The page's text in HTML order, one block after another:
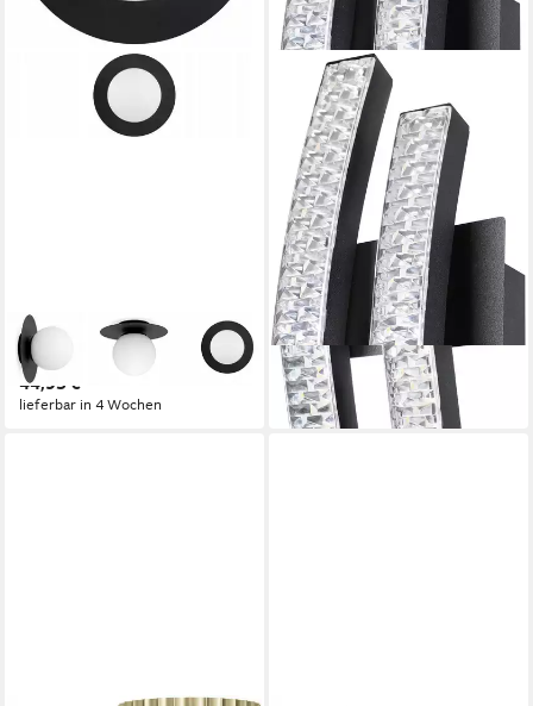
LICHT-ERLEBNISSE
Wandleuchte NERIO
44,95 €
lieferbar in 4 Wochen
Deckenleuchte LEJIAS
ab 20,93 € UVP55,90 €
-63%
in 3-4 Werktagen bei dir